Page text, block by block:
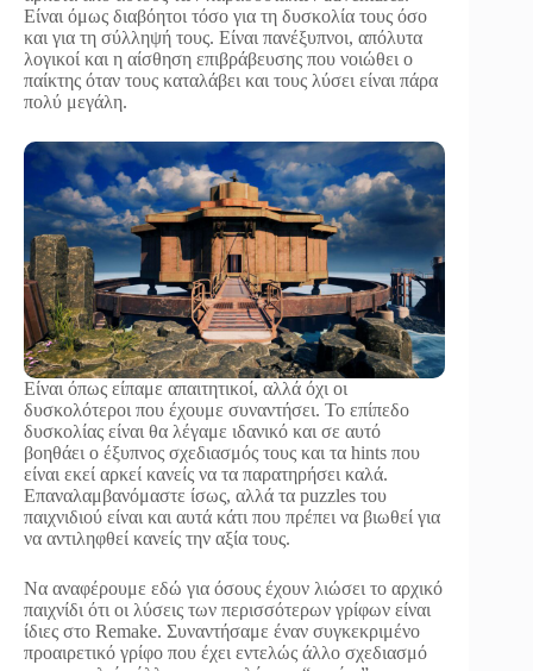
Είναι όμως διαβόητοι τόσο για τη δυσκολία τους όσο
και για τη σύλληψή τους. Είναι πανέξυπνοι, απόλυτα
λογικοί και η αίσθηση επιβράβευσης που νοιώθει ο
παίκτης όταν τους καταλάβει και τους λύσει είναι πάρα
πολύ μεγάλη.
Είναι όπως είπαμε απαιτητικοί, αλλά όχι οι
δυσκολότεροι που έχουμε συναντήσει. Το επίπεδο
δυσκολίας είναι θα λέγαμε ιδανικό και σε αυτό
βοηθάει ο έξυπνος σχεδιασμός τους και τα hints που
είναι εκεί αρκεί κανείς να τα παρατηρήσει καλά.
Επαναλαμβανόμαστε ίσως, αλλά τα puzzles του
παιχνιδιού είναι και αυτά κάτι που πρέπει να βιωθεί για
να αντιληφθεί κανείς την αξία τους.
Να αναφέρουμε εδώ για όσους έχουν λιώσει το αρχικό
παιχνίδι ότι οι λύσεις των περισσότερων γρίφων είναι
ίδιες στο Remake. Συναντήσαμε έναν συγκεκριμένο
προαιρετικό γρίφο που έχει εντελώς άλλο σχεδιασμό